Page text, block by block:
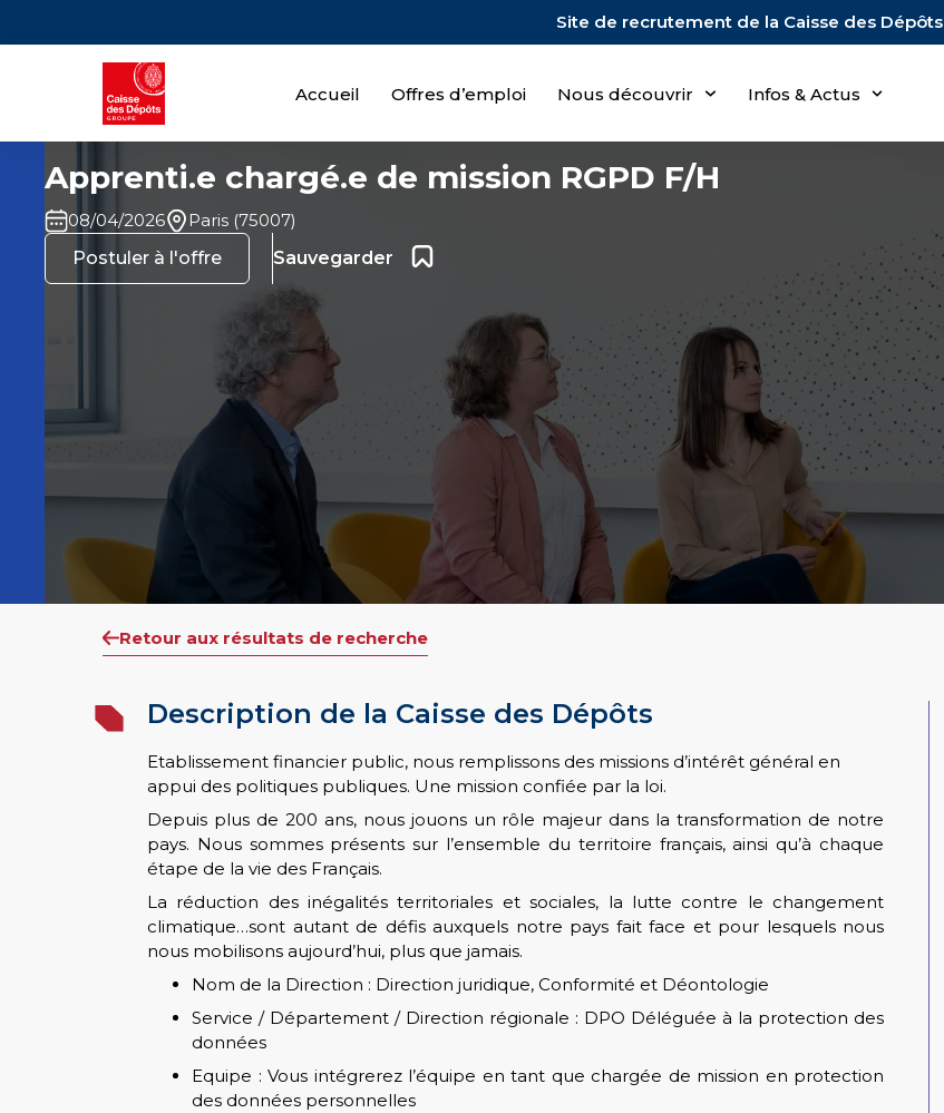
Site de recrutement de la Caisse des Dépôts
Accueil Offres d’emploi Nous découvrir Infos & Actus
Apprenti.e chargé.e de mission RGPD F/H
08/04/2026
Paris (75007)
Postuler à l'offre
Sauvegarder Ajouter aux favoris
Retour aux résultats de recherche
Description de la Caisse des Dépôts
Etablissement financier public, nous remplissons des missions d’intérêt général en
appui des politiques publiques. Une mission confiée par la loi.
Depuis plus de 200 ans, nous jouons un rôle majeur dans la transformation de notre
pays. Nous sommes présents sur l’ensemble du territoire français, ainsi qu’à chaque
étape de la vie des Français.
La réduction des inégalités territoriales et sociales, la lutte contre le changement
climatique…sont autant de défis auxquels notre pays fait face et pour lesquels nous
nous mobilisons aujourd’hui, plus que jamais.
Nom de la Direction : Direction juridique, Conformité et Déontologie
Service / Département / Direction régionale : DPO Déléguée à la protection des
données
Equipe : Vous intégrerez l’équipe en tant que chargée de mission en protection
des données personnelles